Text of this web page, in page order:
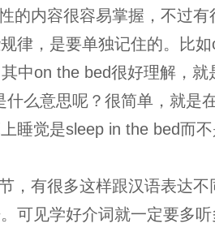
的内容很容易掌握，不过有
律，是要单独记住的。比
中on the bed很好理解，就
什么意思呢？很简单，就是
睡觉是sleep in the bed而
，有很多这样跟汉语表达不
可见学好介词就一定要多